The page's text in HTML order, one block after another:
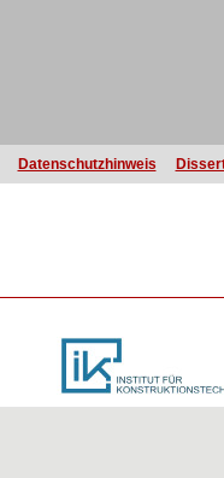
Datenschutzhinweis